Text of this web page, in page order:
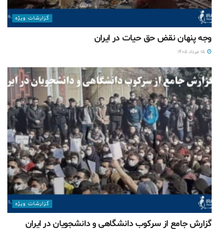
گزارشات ويژه
وجه پنهان نقض حق حیات در ایران
گزارشات ويژه
گزارش جامع از سرکوب دانشگاهی و دانشجویان در ایران